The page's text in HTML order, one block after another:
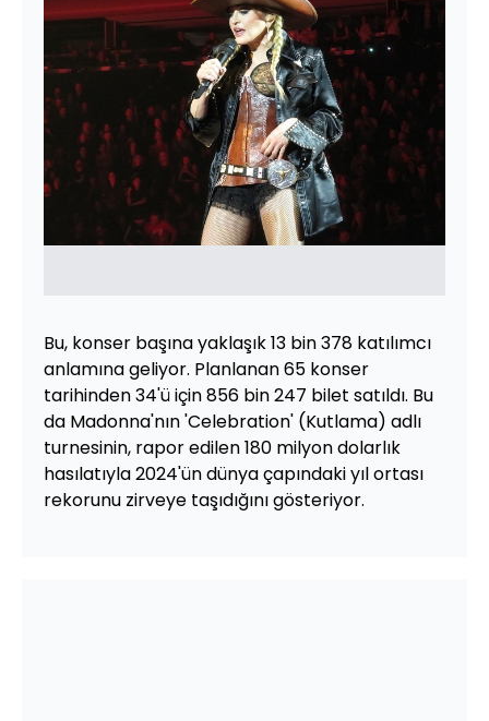
Bu, konser başına yaklaşık 13 bin 378 katılımcı
anlamına geliyor. Planlanan 65 konser
tarihinden 34'ü için 856 bin 247 bilet satıldı. Bu
da Madonna'nın 'Celebration' (Kutlama) adlı
turnesinin, rapor edilen 180 milyon dolarlık
hasılatıyla 2024'ün dünya çapındaki yıl ortası
rekorunu zirveye taşıdığını gösteriyor.